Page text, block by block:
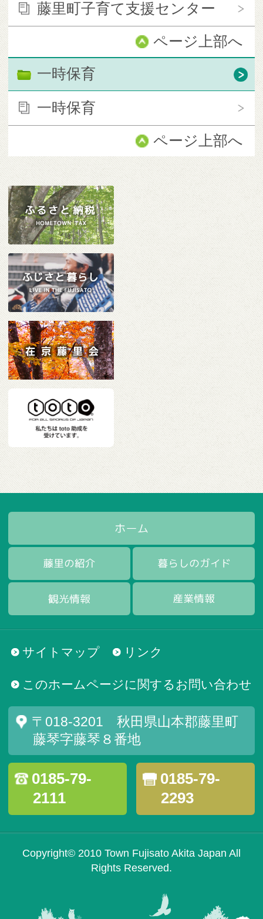
藤里町子育て支援センター
ページ上部へ
一時保育
一時保育
ページ上部へ
サイトマップ リンク
このホームページに関するお問い合わせ
〒018-3201 秋田県山本郡藤里町
藤琴字藤琴８番地
0185-79-
2111
0185-79-
2293
Copyright© 2010 Town Fujisato Akita Japan All
Rights Reserved.